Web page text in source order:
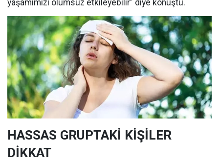
yaşamımızı olumsuz etkileyebilir” diye konuştu.
HASSAS GRUPTAKİ KİŞİLER
DİKKAT